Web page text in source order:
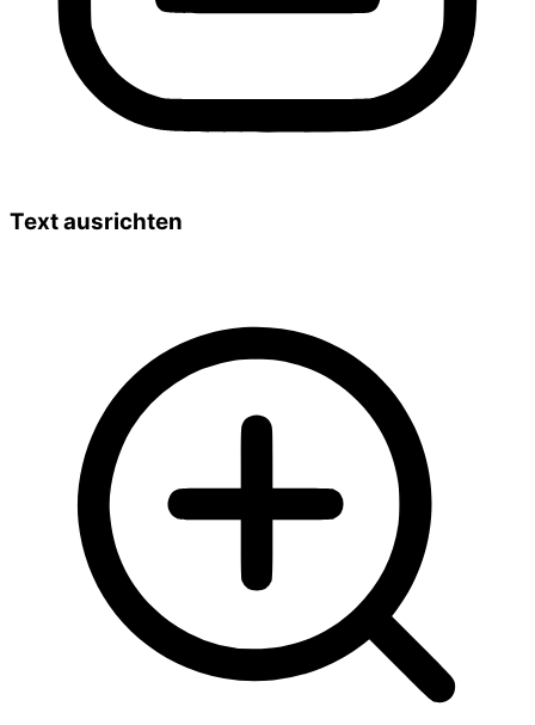
Text ausrichten